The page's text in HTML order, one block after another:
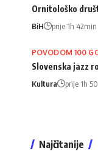
Ornitološko
BiH prije 1h 42min
POVODOM 100
Slovenska jazz
Kultura prije 1h
Najčitanije